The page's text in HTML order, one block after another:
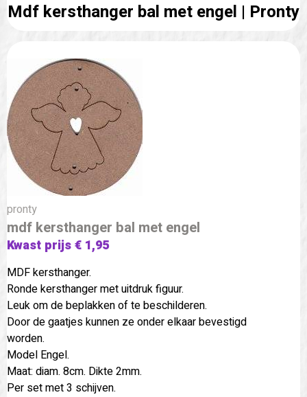
Mdf kersthanger bal met engel | Pronty
pronty
mdf kersthanger bal met engel
Kwast prijs € 1,95
MDF kersthanger.
Ronde kersthanger met uitdruk figuur.
Leuk om de beplakken of te beschilderen.
Door de gaatjes kunnen ze onder elkaar bevestigd
worden.
Model Engel.
Maat: diam. 8cm. Dikte 2mm.
Per set met 3 schijven.